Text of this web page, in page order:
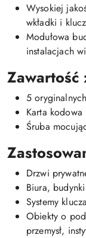
Wysokiej
wkładki i
Modułowa
instalacjach
Zawartość
5
Karta
Śruba
Drzwi
Biura,
Systemy
Obiekty o
przemysł,